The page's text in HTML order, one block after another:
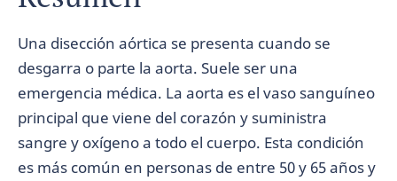
Una disección aórtica se presenta cuando se
desgarra o parte la aorta. Suele ser una
emergencia médica. La aorta es el vaso sanguíneo
principal que viene del corazón y suministra
sangre y oxígeno a todo el cuerpo. Esta condición
es más común en personas de entre 50 y 65 años y